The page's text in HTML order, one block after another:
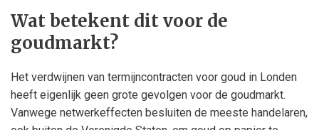
Wat betekent dit voor de
goudmarkt?
Het verdwijnen van termijncontracten voor goud in Londen
heeft eigenlijk geen grote gevolgen voor de goudmarkt.
Vanwege netwerkeffecten besluiten de meeste handelaren,